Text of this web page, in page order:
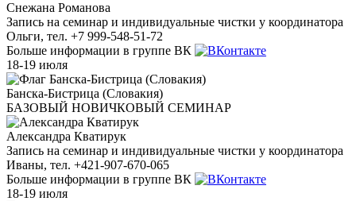
Снежана Романова
Запись на семинар и индивидуальные чистки у координатора
Ольги, тел. +7 999-548-51-72
Больше информации в группе ВК
18-19 июля
Банска-Бистрица (Словакия)
БАЗОВЫЙ НОВИЧКОВЫЙ СЕМИНАР
Александра Кватирук
Запись на семинар и индивидуальные чистки у координатора
Иваны, тел. +421-907-670-065
Больше информации в группе ВК
18-19 июля